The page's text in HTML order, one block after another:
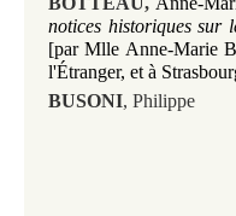
[par Mlle Anne-Marie
l'Étranger, et à
BUSONI, Philippe